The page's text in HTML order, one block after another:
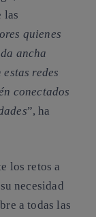
las
quienes
ancha
redes
conectados
”, ha
los retos a
necesidad
a todas las